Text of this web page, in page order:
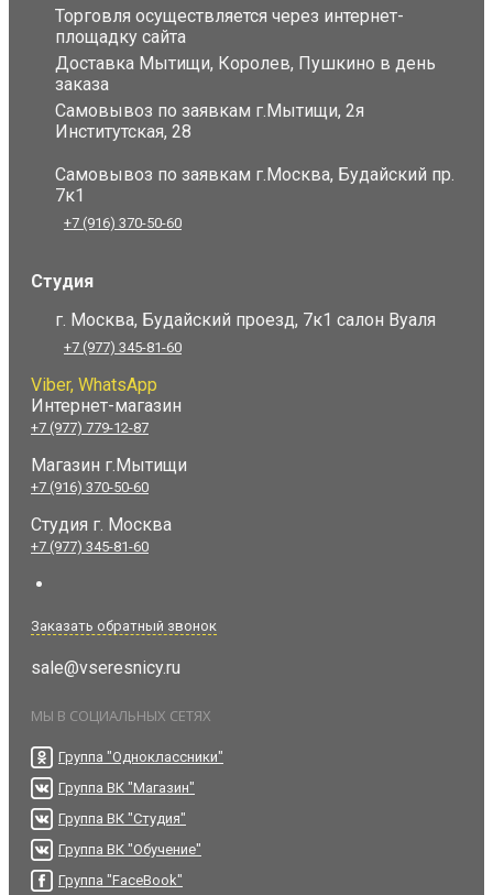
Торговля осуществляется через интернет-
площадку сайта
Доставка Мытищи, Королев, Пушкино в день
заказа
Самовывоз по заявкам г.Мытищи, 2я
Институтская, 28
Самовывоз по заявкам г.Москва, Будайский пр.
7к1
+7 (916) 370-50-60
Студия
г. Москва, Будайский проезд, 7к1 салон Вуаля
+7 (977) 345-81-60
Viber, WhatsApp
Интернет-магазин
+7 (977) 779-12-87
Магазин г.Мытищи
+7 (916) 370-50-60
Студия г. Москва
+7 (977) 345-81-60
Заказать обратный звонок
sale@vseresnicy.ru
МЫ В СОЦИАЛЬНЫХ СЕТЯХ
Группа "Одноклассники"
Группа ВК "Магазин"
Группа ВК "Студия"
Группа ВК "Обучение"
Группа "FaceBook"